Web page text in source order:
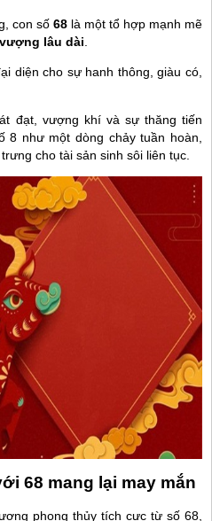
con số 68 là một tổ hợp mạnh mẽ
lâu dài
diện cho sự hanh thông, giàu có,
đạt, vượng khí và sự thăng tiến
8 như một dòng chảy tuần hoàn,
cho tài sản sinh sôi liên tục.
68 mang lại may mắn
phong thủy tích cực từ số 68,